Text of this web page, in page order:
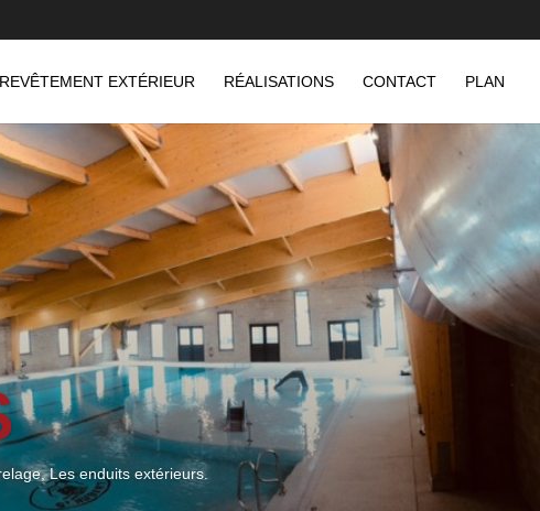
REVÊTEMENT EXTÉRIEUR RÉALISATIONS CONTACT PLAN
Les enduits extérieurs.